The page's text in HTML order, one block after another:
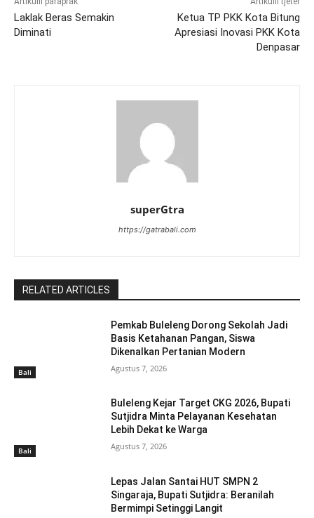
Laklak Beras Semakin
Diminati
Ketua TP PKK Kota Bitung
Apresiasi Inovasi PKK Kota
Denpasar
superGtra
https://gatrabali.com
RELATED ARTICLES
Bali
Pemkab Buleleng Dorong Sekolah Jadi
Basis Ketahanan Pangan, Siswa
Dikenalkan Pertanian Modern
Agustus 7, 2026
Bali
Buleleng Kejar Target CKG 2026, Bupati
Sutjidra Minta Pelayanan Kesehatan
Lebih Dekat ke Warga
Agustus 7, 2026
Lepas Jalan Santai HUT SMPN 2
Singaraja, Bupati Sutjidra: Beranilah
Bermimpi Setinggi Langit